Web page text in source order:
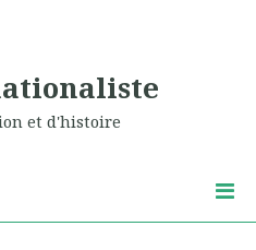
et d'histoire